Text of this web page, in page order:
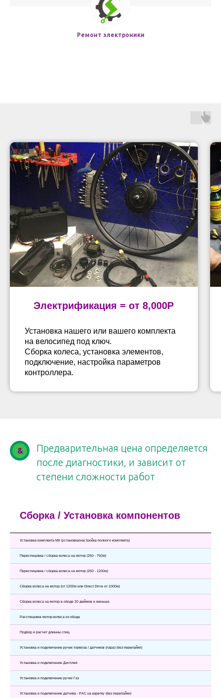
Ремонт электроники
Электрификация = от 8,000Р
Установка нашего или вашего комплекта
на велосипед под ключ.
Сборка колеса, установка элементов,
подключение, настройка параметров
контроллера.
&
Предварительная цена определяется
после диагностики, и зависит от
степени сложности работ
Сборка / Установка компонентов
Установка комплекта МК (установка/настройка полного комплекта)
Переспицовка / сборка колеса на мотор (250 - 750w)
Переспицовка / сборка колеса на мотор (250 - 1200w)
Сборка колеса на мотор (от 1200w или Direct Drive от 1000w)
Сборка колеса на мотор в ободе 20 дюймов и меньше
Расспецовка мотор-колеса из обода
Подбор и расчет длинны спиц
Установка и подключение ручек тормоза / датчиков (пара) (без перепайки)
Установка и подключение Дисплея
Установка и подключение ручки Газ
Установка и подключение датчика - РАС на каретку (без перепайки)